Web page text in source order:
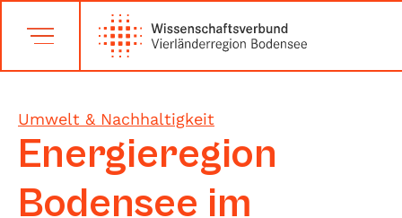
Umwelt & Nachhaltigkeit
Energieregion
Bodensee im